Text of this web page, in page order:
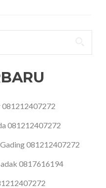
081212407272
081212407272
081212407272
0817616194